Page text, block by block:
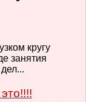
кругу
занятия